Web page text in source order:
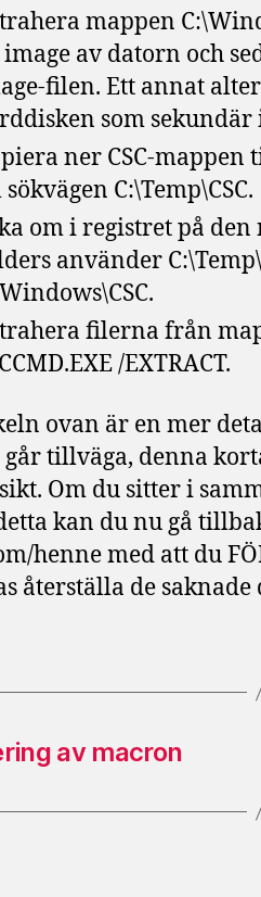
mappen
image av datorn och
filen. Ett annat
som sekundär
ner CSC-
C:\Temp\CSC.
om i registret på
använder
filerna från
/EXTRACT.
ovan är en mer
tillväga, denna
Om du sitter i
kan du nu gå
henne med att du
återställa de
av macron